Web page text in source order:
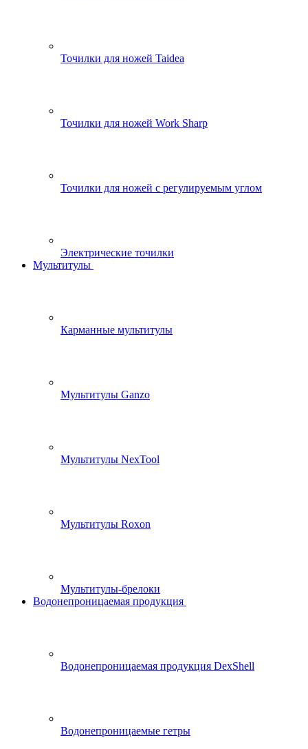
Точилки для ножей Taidea
Точилки для ножей Work Sharp
Точилки для ножей с регулируемым углом
Электрические точилки
Мультитулы
Карманные мультитулы
Мультитулы Ganzo
Мультитулы NexTool
Мультитулы Roxon
Мультитулы-брелоки
Водонепроницаемая продукция
Водонепроницаемая продукция DexShell
Водонепроницаемые гетры